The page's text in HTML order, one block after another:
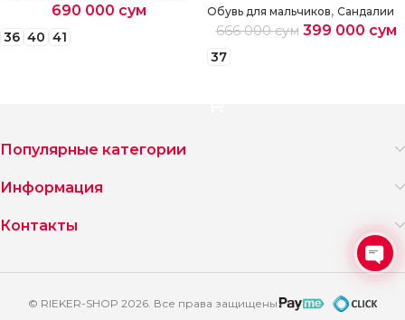
690 000 сум
36 40 41
Обувь для мальчиков, Сандалии
666 000сум 399 000 сум
37
Популярные категории
Информация
Контакты
© RIEKER-SHOP 2026. Все права защищены